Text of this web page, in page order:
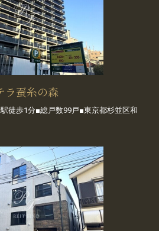
ラ蚕糸の森
徒歩1分■総戸数99戸■東京都杉並区和